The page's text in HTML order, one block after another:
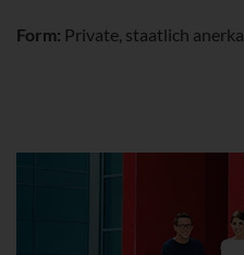
Form: Private, staatlich